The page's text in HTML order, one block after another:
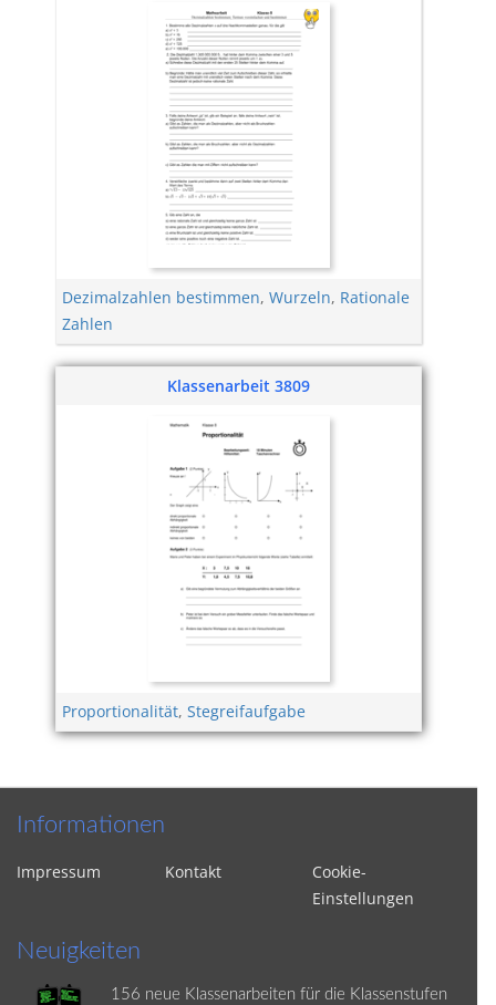
Dezimalzahlen bestimmen, Wurzeln, Rationale
Zahlen
Klassenarbeit 3809
Proportionalität, Stegreifaufgabe
Informationen
Impressum Kontakt
Cookie-
Einstellungen
Neuigkeiten
156 neue Klassenarbeiten für die Klassenstufen